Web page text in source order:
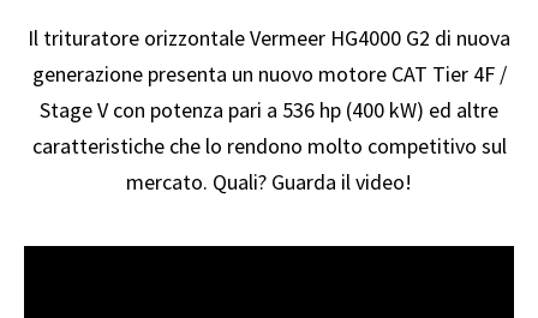
Il trituratore orizzontale Vermeer HG4000 G2 di nuova
generazione presenta un nuovo motore CAT Tier 4F /
Stage V con potenza pari a 536 hp (400 kW) ed altre
caratteristiche che lo rendono molto competitivo sul
mercato. Quali? Guarda il video!